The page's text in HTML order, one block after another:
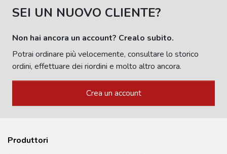
SEI UN NUOVO CLIENTE?
Non hai ancora un account? Crealo subito.
Potrai ordinare più velocemente, consultare lo storico
ordini, effettuare dei riordini e molto altro ancora.
Crea un account
Produttori